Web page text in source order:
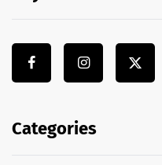
Categories